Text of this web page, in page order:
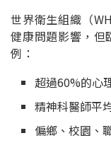
世界衛生組織（
健康問題影響，但
例：
超過60%的心
精神科醫師平
偏鄉、校園、